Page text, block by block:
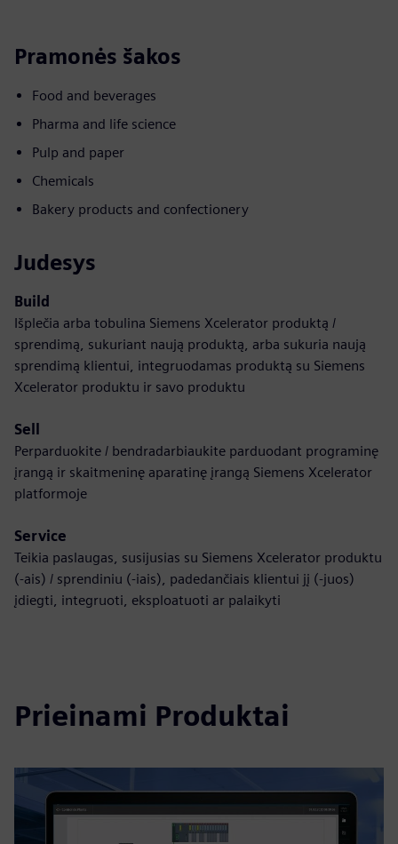
Pramonės šakos
Food and beverages
Pharma and life science
Pulp and paper
Chemicals
Bakery products and confectionery
Judesys
Build
Išplečia arba tobulina Siemens Xcelerator produktą /
sprendimą, sukuriant naują produktą, arba sukuria naują
sprendimą klientui, integruodamas produktą su Siemens
Xcelerator produktu ir savo produktu
Sell
Perparduokite / bendradarbiaukite parduodant programinę
įrangą ir skaitmeninę aparatinę įrangą Siemens Xcelerator
platformoje
Service
Teikia paslaugas, susijusias su Siemens Xcelerator produktu
(-ais) / sprendiniu (-iais), padedančiais klientui jį (-juos)
įdiegti, integruoti, eksploatuoti ar palaikyti
Prieinami Produktai